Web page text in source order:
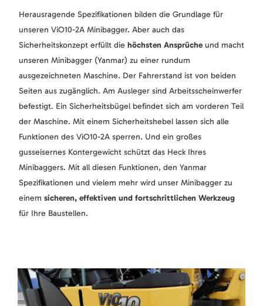
Herausragende Spezifikationen bilden die Grundlage für
unseren ViO10-2A Minibagger. Aber auch das
Sicherheitskonzept erfüllt die höchsten Ansprücheund macht
unseren Minibagger (Yanmar) zu einer rundum
ausgezeichneten Maschine. Der Fahrerstand ist von beiden
Seiten aus zugänglich. Am Ausleger sind Arbeitsscheinwerfer
befestigt. Ein Sicherheitsbügel befindet sich am vorderen Teil
der Maschine. Mit einem Sicherheitshebel lassen sich alle
Funktionen des ViO10-2A sperren. Und ein großes
gusseisernes Kontergewicht schützt das Heck Ihres
Minibaggers. Mit all diesen Funktionen, den Yanmar
Spezifikationen und vielem mehr wird unser Minibagger zu
einem sicheren, effektiven und fortschrittlichen Werkzeug
für Ihre Baustellen.